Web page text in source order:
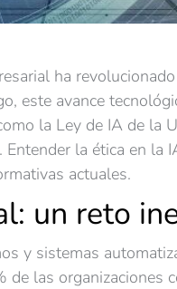
ha
este avance
la Ley de IA de
la ética en
actuales.
un reto
y sistemas
las